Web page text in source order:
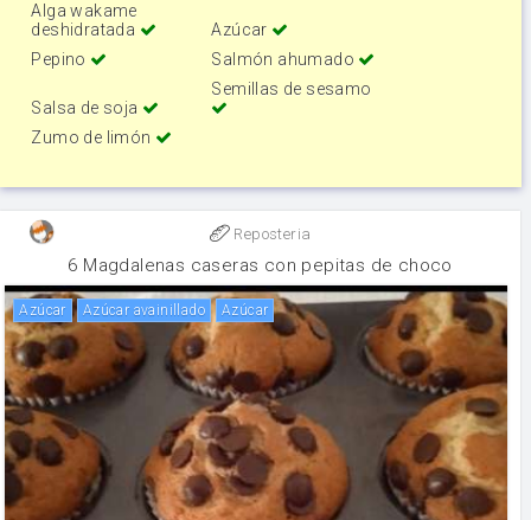
Alga wakame
deshidratada
Azúcar
Pepino
Salmón ahumado
Salsa de soja
Semillas de sesamo
Zumo de limón
Reposteria
6 Magdalenas caseras con pepitas de choco
Azúcar Azúcar avainillado Azúcar